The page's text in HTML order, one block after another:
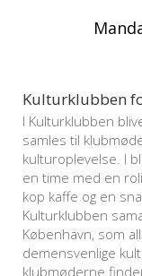
Kulturklubben
I Kulturklubben
samles til
kulturoplevelse. I
en time med en
kop kaffe og en
Kulturklubben
København, som
demensvenlige
klubmøderne